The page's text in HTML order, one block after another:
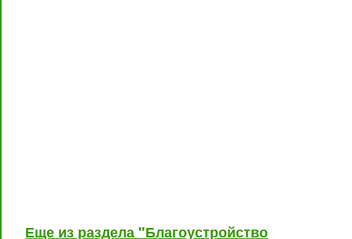
Еще из раздела "Благоустройство